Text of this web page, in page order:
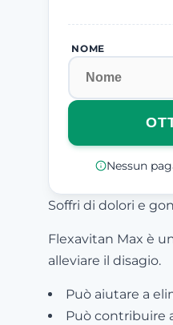
NOME
Nessun
Soffri di dolori e
Flexavitan Max è
alleviare il disagio.
Può aiutare a
Può contribuire